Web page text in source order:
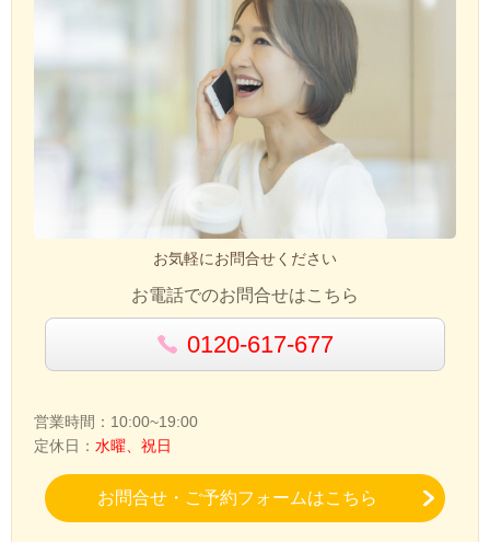
お気軽にお問合せください
お電話でのお問合せはこちら
0120-617-677
営業時間：10:00~19:00
定休日： 水曜、祝日
お問合せ・ご予約フォームはこちら